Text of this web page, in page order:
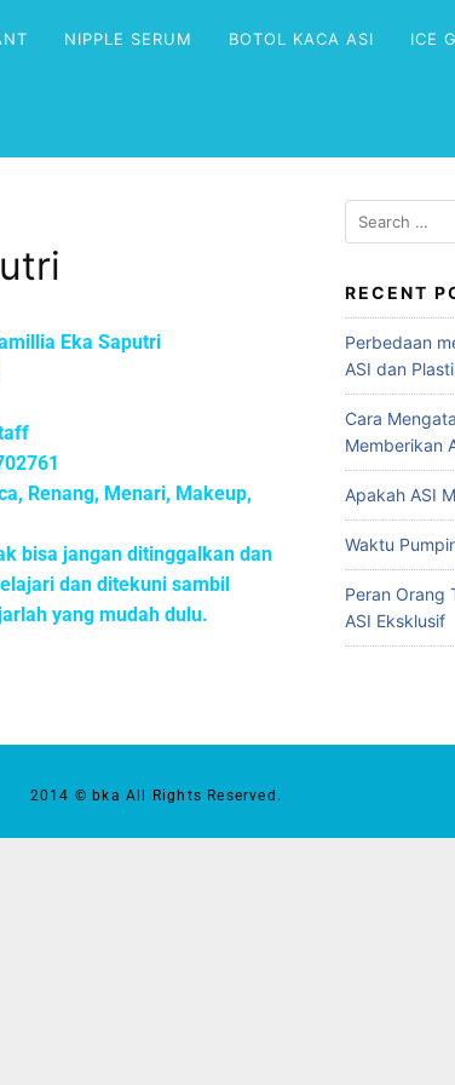
NIPPLE SERUM BOTOL KACA ASI ICE
Eka Saputri
Renang, Menari, Makeup,
jangan ditinggalkan dan
dan ditekuni sambil
yang mudah dulu.
RECENT
Perbedaan
ASI dan
Cara
Memberikan
Apakah ASI
Waktu
Peran Orang
ASI Eksklusif
2014 © bka All Rights Reserved.